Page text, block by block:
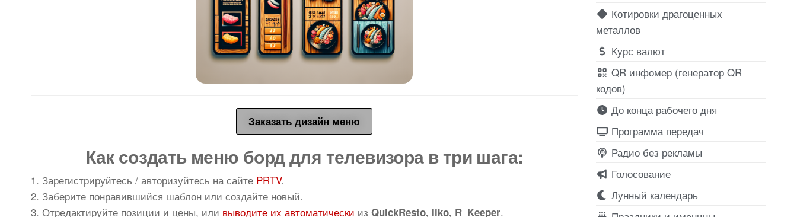
Заказать дизайн меню
Как создать меню борд для телевизора в три шага:
1. Зарегистрируйтесь / авторизуйтесь на сайте PRTV.
2. Заберите понравившийся шаблон или создайте новый.
3. Отредактируйте позиции и цены, или выводите их автоматически из QuickResto, Iiko, R_Keeper.
Котировки драгоценных
металлов
Курс валют
QR инфомер (генератор QR
кодов)
До конца рабочего дня
Программа передач
Радио без рекламы
Голосование
Лунный календарь